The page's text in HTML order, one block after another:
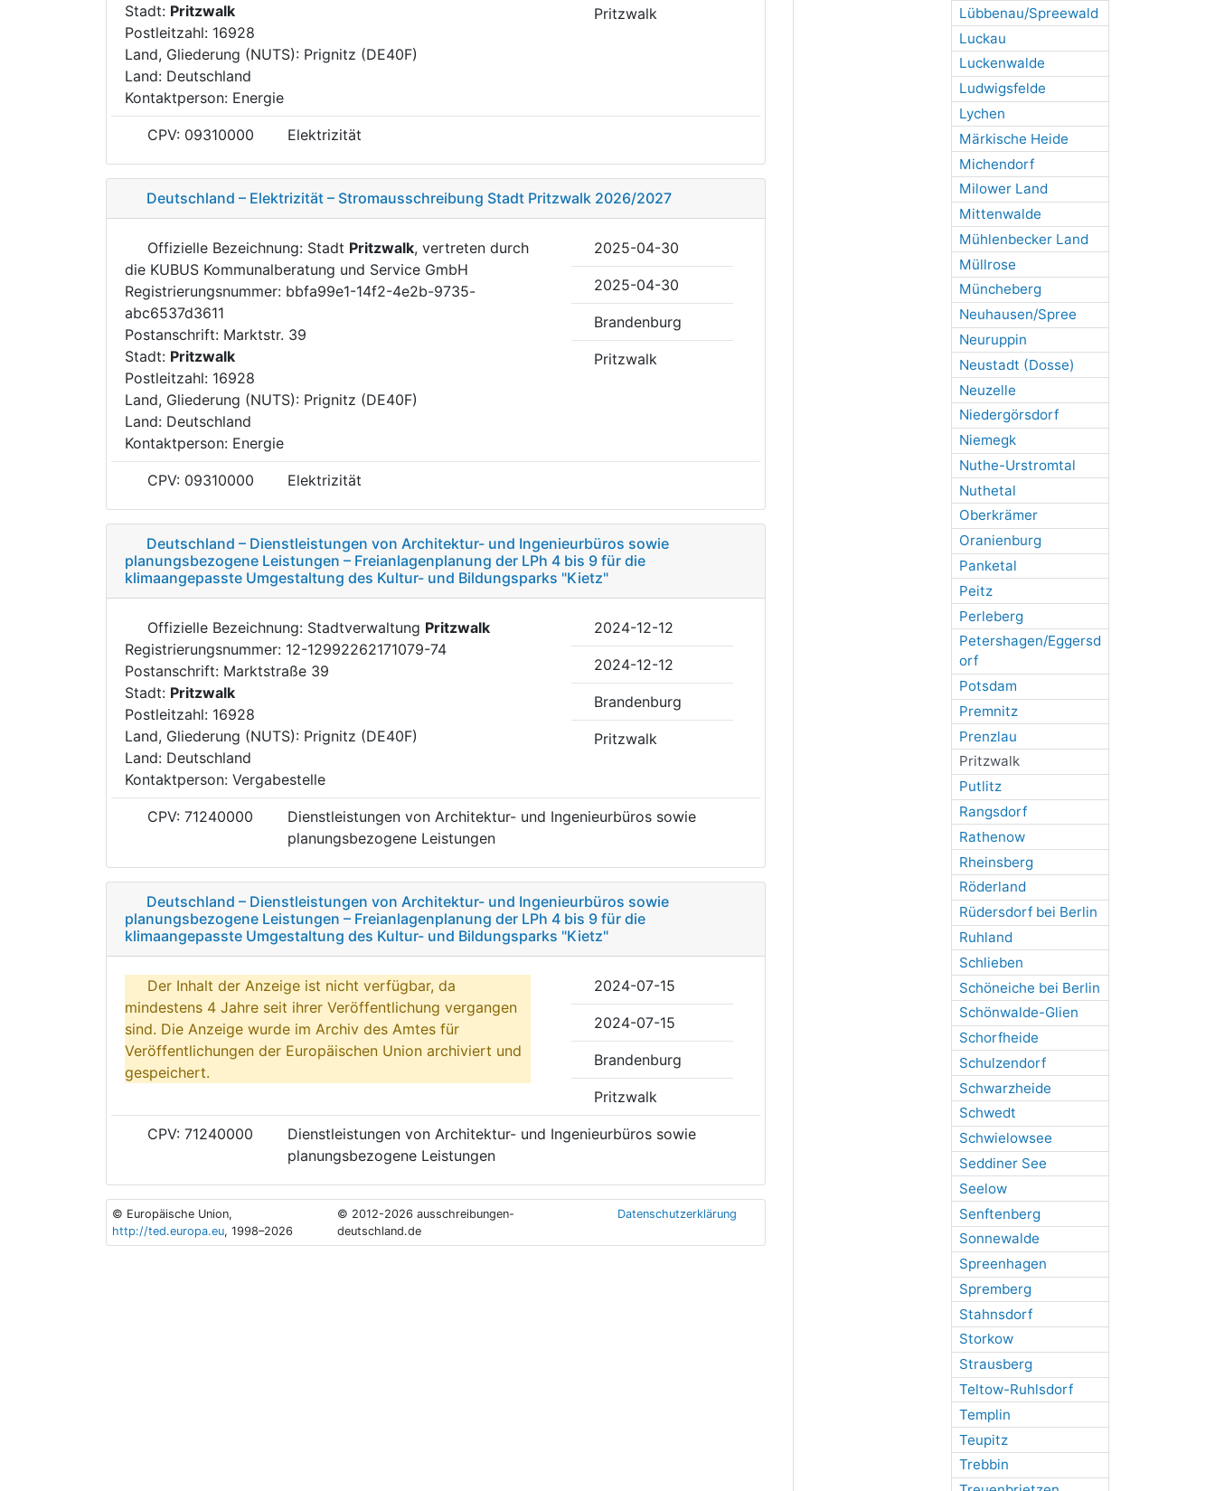
Lübbenau/Spreewald
Luckau
Luckenwalde
Ludwigsfelde
Lychen
Märkische Heide
Michendorf
Milower Land
Mittenwalde
Mühlenbecker Land
Müllrose
Müncheberg
Neuhausen/Spree
Neuruppin
Neustadt (Dosse)
Neuzelle
Niedergörsdorf
Niemegk
Nuthe-Urstromtal
Nuthetal
Oberkrämer
Oranienburg
Panketal
Peitz
Perleberg
Petershagen/Eggersd
orf
Potsdam
Premnitz
Prenzlau
Pritzwalk
Putlitz
Rangsdorf
Rathenow
Rheinsberg
Röderland
Rüdersdorf bei Berlin
Ruhland
Schlieben
Schöneiche bei Berlin
Schönwalde-Glien
Schorfheide
Schulzendorf
Schwarzheide
Schwedt
Schwielowsee
Seddiner See
Seelow
Senftenberg
Sonnewalde
Spreenhagen
Spremberg
Stahnsdorf
Storkow
Strausberg
Teltow-Ruhlsdorf
Templin
Teupitz
Trebbin
Stadt: Pritzwalk
Postleitzahl: 16928
Land, Gliederung (NUTS): Prignitz (DE40F)
Land: Deutschland
Kontaktperson: Energie
Pritzwalk
CPV: 09310000 Elektrizität
Deutschland – Elektrizität – Stromausschreibung Stadt Pritzwalk 2026/2027
Offizielle Bezeichnung: Stadt Pritzwalk, vertreten durch
die KUBUS Kommunalberatung und Service GmbH
Registrierungsnummer: bbfa99e1-14f2-4e2b-9735-
abc6537d3611
Postanschrift: Marktstr. 39
Stadt: Pritzwalk
Postleitzahl: 16928
Land, Gliederung (NUTS): Prignitz (DE40F)
Land: Deutschland
Kontaktperson: Energie
2025-04-30
2025-04-30
Brandenburg
Pritzwalk
CPV: 09310000 Elektrizität
Deutschland – Dienstleistungen von Architektur- und Ingenieurbüros sowie
planungsbezogene Leistungen – Freianlagenplanung der LPh 4 bis 9 für die
klimaangepasste Umgestaltung des Kultur- und Bildungsparks "Kietz"
Offizielle Bezeichnung: Stadtverwaltung Pritzwalk
Registrierungsnummer: 12-12992262171079-74
Postanschrift: Marktstraße 39
Stadt: Pritzwalk
Postleitzahl: 16928
Land, Gliederung (NUTS): Prignitz (DE40F)
Land: Deutschland
Kontaktperson: Vergabestelle
2024-12-12
2024-12-12
Brandenburg
Pritzwalk
CPV: 71240000
Dienstleistungen von Architektur- und Ingenieurbüros sowie
planungsbezogene Leistungen
Deutschland – Dienstleistungen von Architektur- und Ingenieurbüros sowie
planungsbezogene Leistungen – Freianlagenplanung der LPh 4 bis 9 für die
klimaangepasste Umgestaltung des Kultur- und Bildungsparks "Kietz"
Der Inhalt der Anzeige ist nicht verfügbar, da
mindestens 4 Jahre seit ihrer Veröffentlichung vergangen
sind. Die Anzeige wurde im Archiv des Amtes für
Veröffentlichungen der Europäischen Union archiviert und
gespeichert.
2024-07-15
2024-07-15
Brandenburg
Pritzwalk
CPV: 71240000
Dienstleistungen von Architektur- und Ingenieurbüros sowie
planungsbezogene Leistungen
© Europäische Union,
http://ted.europa.eu, 1998–2026
© 2012-2026 ausschreibungen-
deutschland.de
Datenschutzerklärung